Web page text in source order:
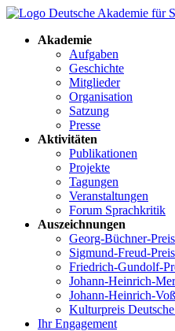
Akademie
Aufgaben
Geschichte
Mitglieder
Organisation
Satzung
Presse
Aktivitäten
Publikationen
Projekte
Tagungen
Veranstaltungen
Forum Sprachkritik
Auszeichnungen
Georg-Büchner-Preis
Sigmund-Freud-Preis
Friedrich-Gundolf-
Johann-Heinrich-
Johann-Heinrich-
Kulturpreis
Ihr Engagement